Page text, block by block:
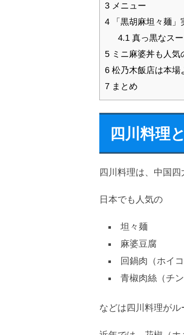
3 メニュー
4 「黒胡麻坦々麺」
4.1真っ黒なス
5 ミニ麻婆丼も人気
6 松乃木飯店は本場
7 まとめ
四川料理
四川料理は、中国四
日本でも人気の
坦々麺
麻婆豆腐
回鍋肉（ホイコ
青椒肉絲（チ
などは四川料理がル